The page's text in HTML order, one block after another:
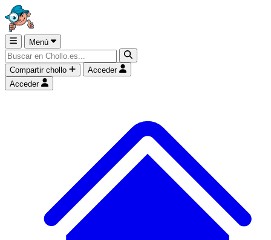
Menú
Compartir chollo
Acceder
Acceder